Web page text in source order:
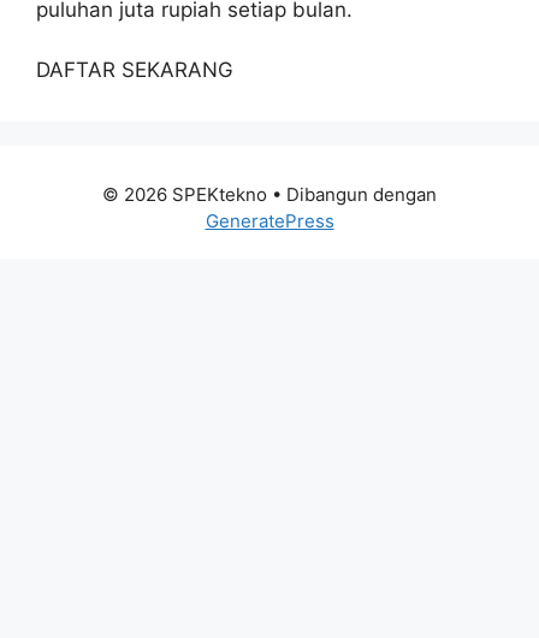
puluhan juta rupiah setiap bulan.
DAFTAR SEKARANG
© 2026 SPEKtekno • Dibangun dengan
GeneratePress